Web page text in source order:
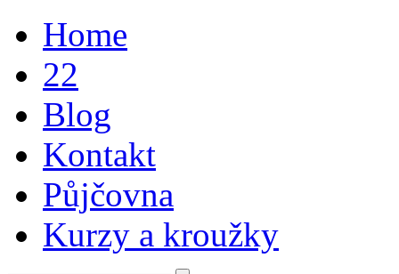
Home
22
Blog
Kontakt
Půjčovna
Kurzy a kroužky